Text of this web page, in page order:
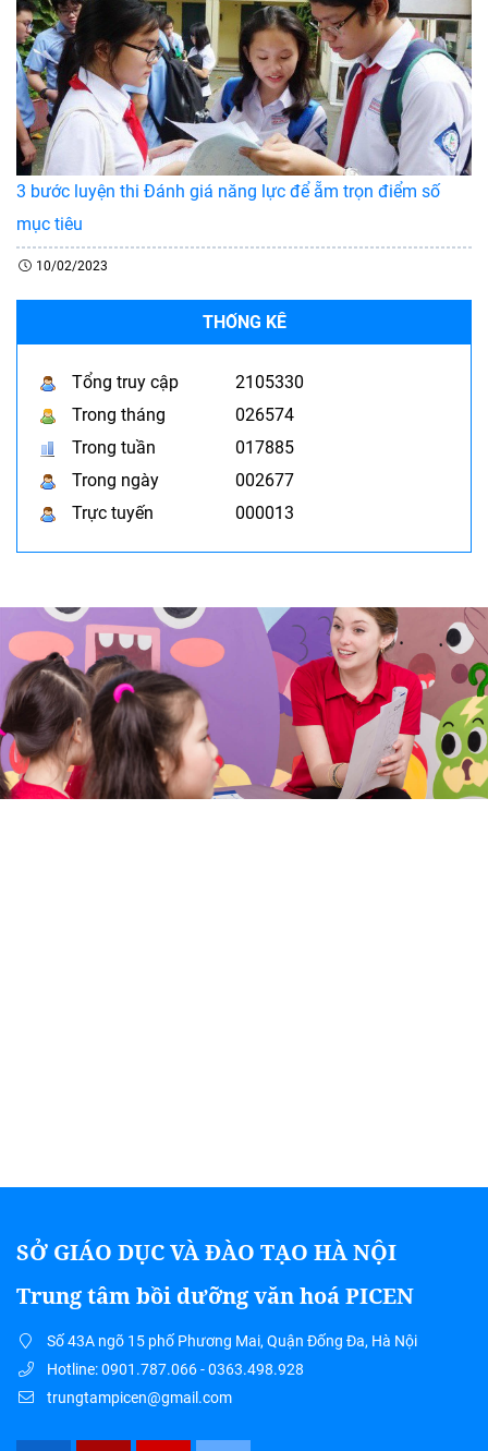
3 bước luyện thi Đánh giá năng lực để ẵm trọn điểm số
mục tiêu
10/02/2023
THỐNG KÊ
Tổng truy cập
2105330
Trong tháng
026574
Trong tuần
017885
Trong ngày
002677
Trực tuyến
000013
SỞ GIÁO DỤC VÀ ĐÀO TẠO HÀ NỘI
Trung tâm bồi dưỡng văn hoá PICEN
Số 43A ngõ 15 phố Phương Mai, Quận Đống Đa, Hà Nội
Hotline: 0901.787.066 - 0363.498.928
trungtampicen@gmail.com